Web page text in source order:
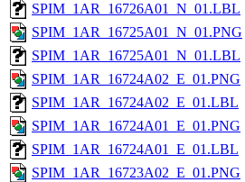
SPIM_1AR_16726A01_N_01.LBL
SPIM_1AR_16725A01_N_01.PNG
SPIM_1AR_16725A01_N_01.LBL
SPIM_1AR_16724A02_E_01.PNG
SPIM_1AR_16724A02_E_01.LBL
SPIM_1AR_16724A01_E_01.PNG
SPIM_1AR_16724A01_E_01.LBL
SPIM_1AR_16723A02_E_01.PNG